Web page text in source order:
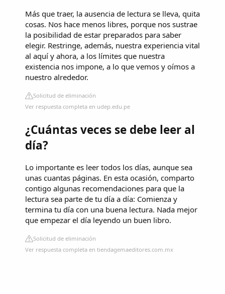
Más que traer, la ausencia de lectura se lleva, quita
cosas. Nos hace menos libres, porque nos sustrae
la posibilidad de estar preparados para saber
elegir. Restringe, además, nuestra experiencia vital
al aquí y ahora, a los límites que nuestra
existencia nos impone, a lo que vemos y oímos a
nuestro alrededor.
Solicitud de eliminación
Ver respuesta completa en udep.edu.pe
¿Cuántas veces se debe leer al
día?
Lo importante es leer todos los días, aunque sea
unas cuantas páginas. En esta ocasión, comparto
contigo algunas recomendaciones para que la
lectura sea parte de tu día a día: Comienza y
termina tu día con una buena lectura. Nada mejor
que empezar el día leyendo un buen libro.
Solicitud de eliminación
Ver respuesta completa en tiendagemaeditores.com.mx